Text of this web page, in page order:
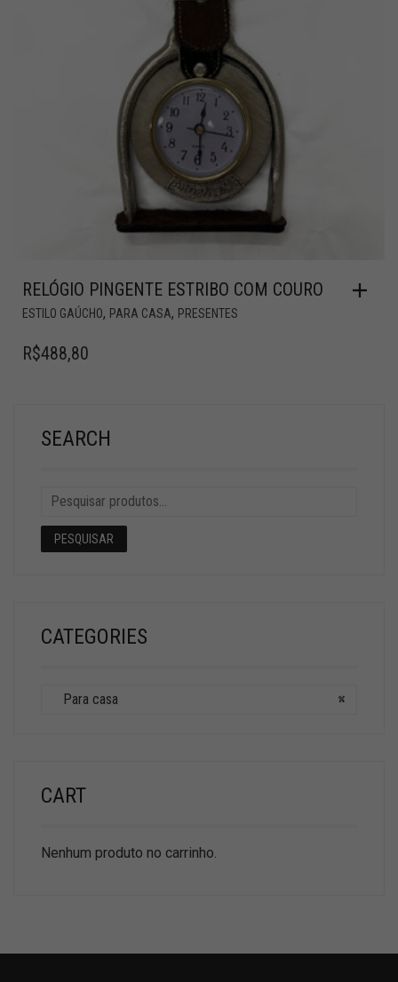
RELÓGIO PINGENTE ESTRIBO COM COURO
ESTILO GAÚCHO, PARA CASA, PRESENTES
R$488,80
SEARCH
PESQUISAR
CATEGORIES
×
Para casa
CART
Nenhum produto no carrinho.